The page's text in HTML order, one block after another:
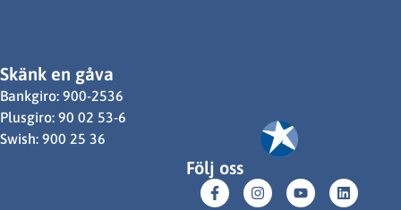
Skänk en gåva
Bankgiro: 900-2536
Plusgiro: 90 02 53-6
Swish: 900 25 36
Följ oss